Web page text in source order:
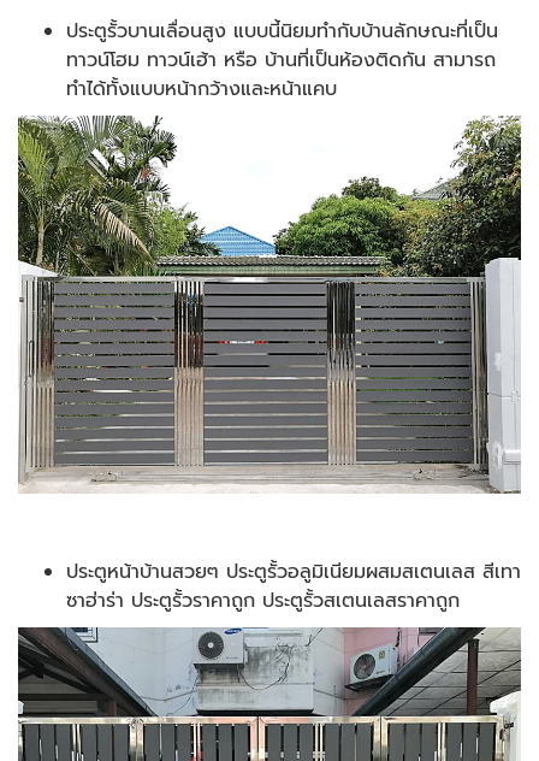
ประตูรั้วบานเลื่อนสูง แบบนี้นิยมทำกับบ้านลักษณะที่เป็น
ทาวน์โฮม ทาวน์เฮ้า หรือ บ้านที่เป็นห้องติดกัน สามารถ
ทำได้ทั้งแบบหน้ากว้างและหน้าแคบ
ประตูหน้าบ้านสวยๆ ประตูรั้วอลูมิเนียมผสมสเตนเลส สีเทา
ซาฮ่าร่า ประตูรั้วราคาถูก ประตูรั้วสเตนเลสราคาถูก